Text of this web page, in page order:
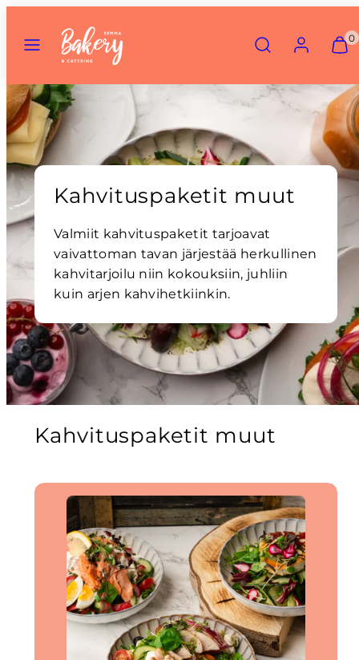
content
Search AccountView
my
(0)
View
my
(0)
0
Kahvituspaketit muut
Valmiit kahvituspaketit tarjoavat
vaivattoman tavan järjestää herkullinen
kahvitarjoilu niin kokouksiin, juhliin
kuin arjen kahvihetkiinkin.
Kahvituspaketit muut